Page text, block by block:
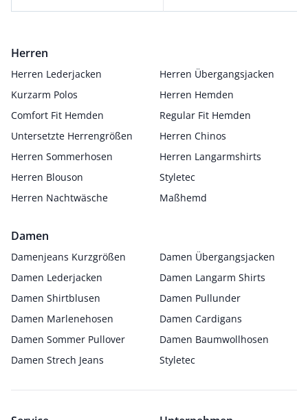
Herren
Herren Lederjacken
Herren Übergangsjacken
Kurzarm Polos
Herren Hemden
Comfort Fit Hemden
Regular Fit Hemden
Untersetzte Herrengrößen
Herren Chinos
Herren Sommerhosen
Herren Langarmshirts
Herren Blouson
Styletec
Herren Nachtwäsche
Maßhemd
Damen
Damenjeans Kurzgrößen
Damen Übergangsjacken
Damen Lederjacken
Damen Langarm Shirts
Damen Shirtblusen
Damen Pullunder
Damen Marlenehosen
Damen Cardigans
Damen Sommer Pullover
Damen Baumwollhosen
Damen Strech Jeans
Styletec